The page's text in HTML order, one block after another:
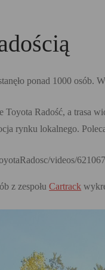
ponad 1000
Toyota Radość, a
rynku lokalnego.
videos/
z zespołuCartrack